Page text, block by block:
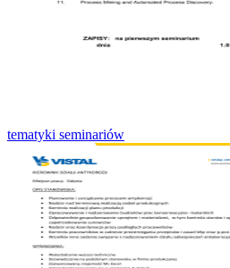
tematyki seminariów